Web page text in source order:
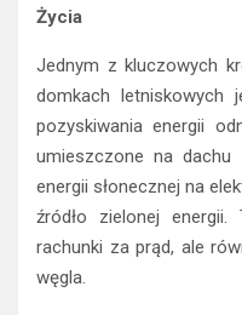
Życia
Jednym z kluczowych
domkach letniskowych
pozyskiwania energii
umieszczone na dachu
energii słonecznej na
źródło zielonej
rachunki za prąd, ale
węgla.